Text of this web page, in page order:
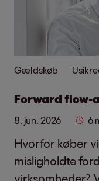
Gældskøb
Forward
8. jun. 2026 6
Hvorfor køber
misligholdte
virksomheder?